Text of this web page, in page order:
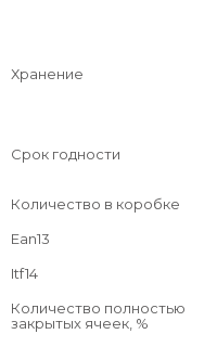
стабильный и
Условия применения
температурного
влажность воздуха
предварительном
температуры +18-
Перед нанесением
увлажнить.
Хранение
Срок годности
Количество в коробке
Ean13
Itf14
Количество полностью
закрытых ячеек, %